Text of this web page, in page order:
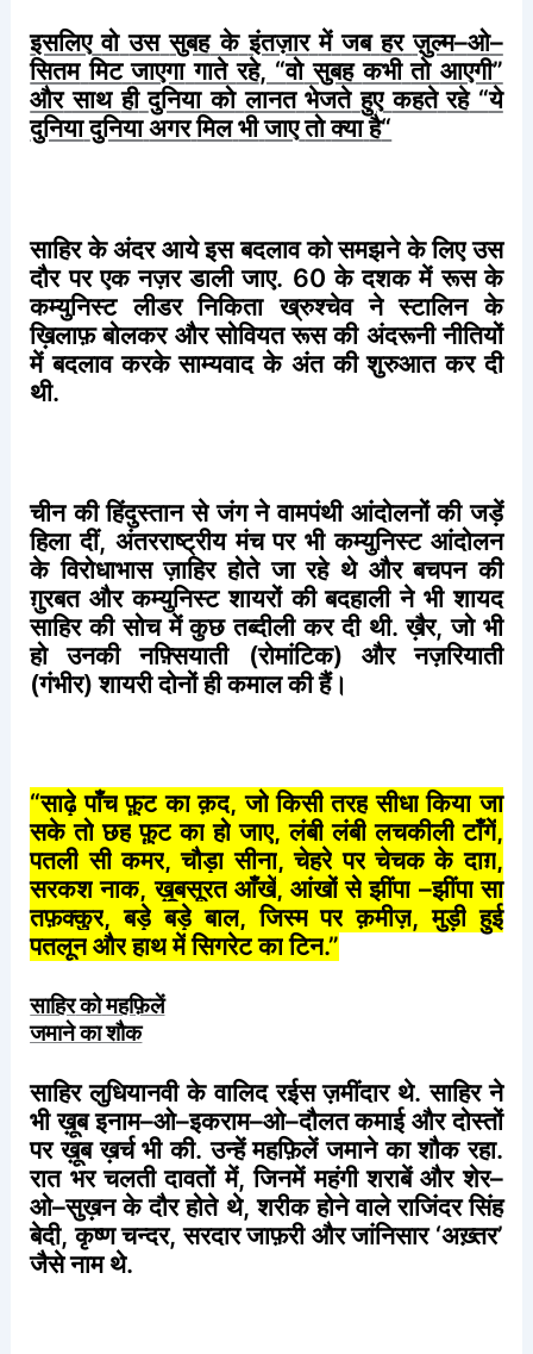
इसलिए वो उस सुबह के इंतज़ार में जब हर ज़ुल्म–ओ–
सितम मिट जाएगा गाते रहे, “वो सुबह कभी तो आएगी”
और साथ ही दुनिया को लानत भेजते हुए कहते रहे“ये
दुनियादुनियाअगरमिलभीजाएतोक्याहै“
साहिर के अंदर आये इस बदलाव को समझने के लिए उस
दौर पर एक नज़र डाली जाए. 60के दशक में रूस के
कम्युनिस्ट लीडर निकिता ख्रुश्चेव ने स्टालिन के
ख़िलाफ़ बोलकर और सोवियत रूस की अंदरूनी नीतियों
में बदलाव करके साम्यवाद के अंत की शुरुआत कर दी
थी.
चीन की हिंदुस्तान से जंग ने वामपंथी आंदोलनों की जड़ें
हिला दीं, अंतरराष्ट्रीय मंच पर भी कम्युनिस्ट आंदोलन
के विरोधाभास ज़ाहिर होते जा रहे थे और बचपन की
ग़ुरबत और कम्युनिस्ट शायरों की बदहाली ने भी शायद
साहिर की सोच में कुछ तब्दीली कर दी थी.ख़ैर,जो भी
हो
उनकी नफ़्सियाती(रोमांटिक) और
नज़रियाती
(गंभीर)शायरीदोनोंहीकमालकीहैं।
“साढ़े पाँच फ़ुट का क़द,जो किसी तरह सीधा किया जा
सके तो छह फ़ुट का हो जाए,लंबी लंबी लचकीली टाँगें,
पतली सी कमर,चौड़ा सीना,चेहरे पर चेचक के दाग़,
सरकश नाक,ख़ूबसूरत आँखें,आंखों से झींपा –झींपा सा
तफ़क्कुर,बड़े बड़े बाल,जिस्म पर क़मीज़,मुड़ी हुई
पतलून और हाथ में सिगरेट का टिन.”
साहिरकोमहफ़िलें
जमाने का शौक
साहिर लुधियानवी के वालिद रईस ज़मींदार थे.साहिर ने
भी ख़ूब इनाम–ओ–इकराम–ओ–दौलत कमाई और दोस्तों
पर ख़ूब ख़र्च भी की.उन्हें महफ़िलें जमाने का शौक रहा.
रात भर चलती दावतों में,जिनमें महंगी शराबें और शेर–
ओ–सुख़न के दौर होते थे,शरीक होने वाले राजिंदर सिंह
बेदी,कृष्ण चन्दर,सरदार जाफ़री और जांनिसार‘अख़्तर’
जैसेनाम थे.